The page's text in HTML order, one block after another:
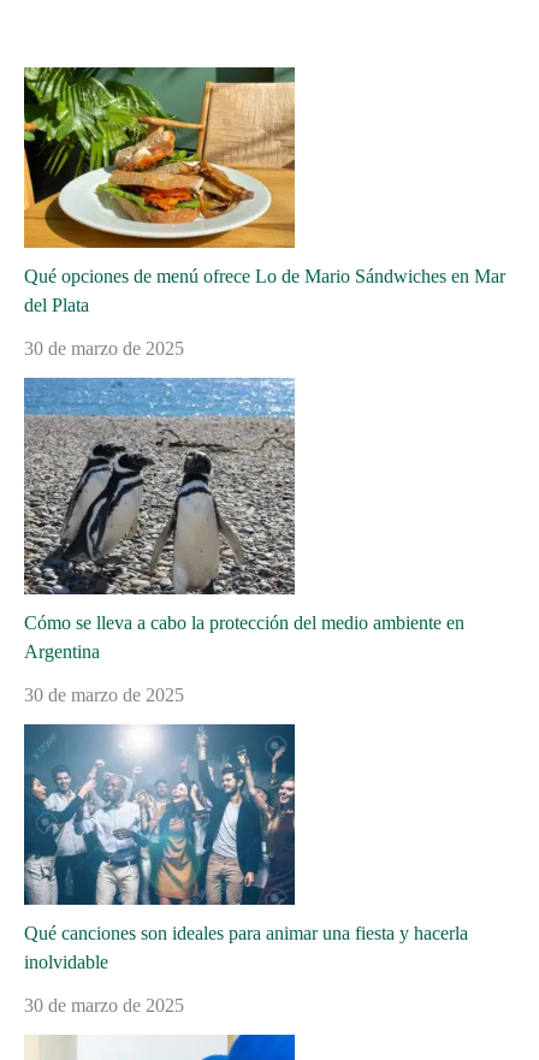
Qué opciones de menú ofrece Lo de Mario Sándwiches en Mar
del Plata
30 de marzo de 2025
Cómo se lleva a cabo la protección del medio ambiente en
Argentina
30 de marzo de 2025
Qué canciones son ideales para animar una fiesta y hacerla
inolvidable
30 de marzo de 2025